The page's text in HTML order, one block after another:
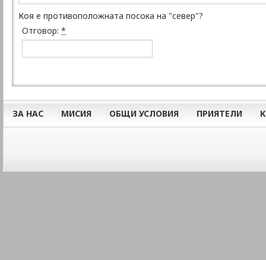
Коя е противоположната посока на "север"?
Отговор: *
ЗА НАС МИСИЯ ОБЩИ УСЛОВИЯ ПРИЯТЕЛИ